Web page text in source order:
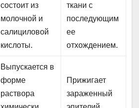
состоит из
молочной и
салициловой
кислоты.
ткани с
последующим
ее
отхождением.
Выпускается в
форме
раствора
Прижигает
зараженный